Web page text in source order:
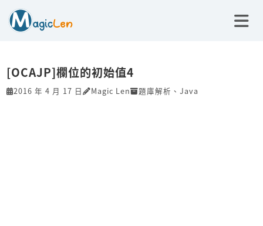
[OCAJP]欄位的初始值4
2016 年 4 月 17 日 Magic Len 題庫解析 、 Java